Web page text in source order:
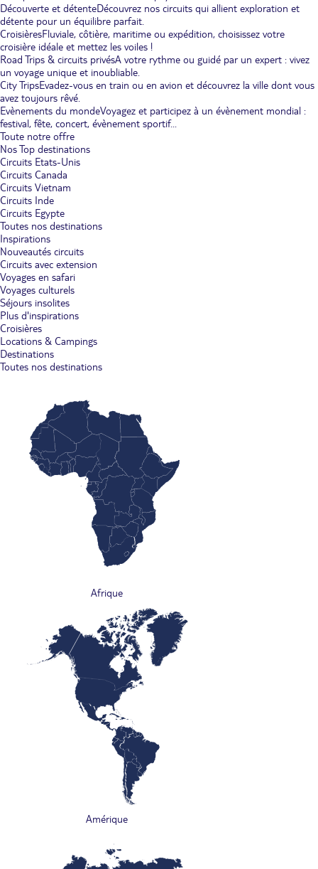
Découverte et détenteDécouvrez nos circuits qui allient exploration et
détente pour un équilibre parfait.
CroisièresFluviale, côtière, maritime ou expédition, choisissez votre
croisière idéale et mettez les voiles !
Road Trips & circuits privésA votre rythme ou guidé par un expert : vivez
un voyage unique et inoubliable.
City TripsEvadez-vous en train ou en avion et découvrez la ville dont vous
avez toujours rêvé.
Evènements du mondeVoyagez et participez à un évènement mondial :
festival, fête, concert, évènement sportif...
Toute notre offre
Nos Top destinations
Circuits Etats-Unis
Circuits Canada
Circuits Vietnam
Circuits Inde
Circuits Egypte
Toutes nos destinations
Inspirations
Nouveautés circuits
Circuits avec extension
Voyages en safari
Voyages culturels
Séjours insolites
Plus d'inspirations
Croisières
Locations & Campings
Destinations
Toutes nos destinations
Afrique
Amérique